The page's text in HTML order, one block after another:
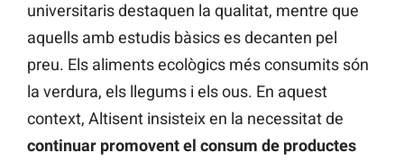
universitaris destaquen la qualitat, mentre que
aquells amb estudis bàsics es decanten pel
preu. Els aliments ecològics més consumits són
la verdura, els llegums i els ous. En aquest
context, Altisent insisteix en la necessitat de
continuar promovent el consum de productes